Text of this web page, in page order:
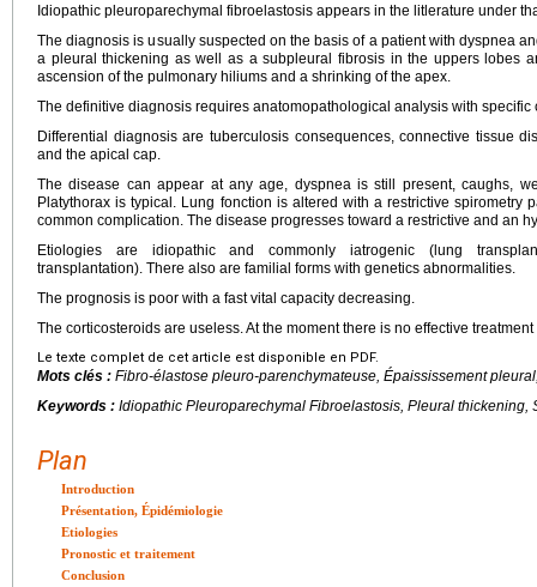
Idiopathic pleuroparechymal fibroelastosis appears in the litlerature under
The diagnosis is usually suspected on the basis of a patient with dyspnea
a pleural thickening as well as a subpleural fibrosis in the uppers lobes
ascension of the pulmonary hiliums and a shrinking of the apex.
The definitive diagnosis requires anatomopathological analysis with specific
Differential diagnosis are tuberculosis consequences, connective tissue
and the apical cap.
The disease can appear at any age, dyspnea is still present, caughs,
Platythorax is typical. Lung fonction is altered with a restrictive spirometry
common complication. The disease progresses toward a restrictive and an
Etiologies are idiopathic and commonly iatrogenic (lung
transplantation). There also are familial forms with genetics abnormalities.
The prognosis is poor with a fast vital capacity decreasing.
The corticosteroids are useless. At the moment there is no effective
Le texte complet de cet article est disponible en PDF.
Mots clés : Fibro-élastose pleuro-parenchymateuse, Épaississement
Keywords : Idiopathic Pleuroparechymal Fibroelastosis, Pleural thickening,
Plan
Introduction
Présentation, Épidémiologie
Etiologies
Pronostic et traitement
Conclusion